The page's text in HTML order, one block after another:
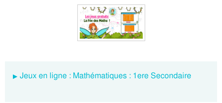
Jeux en ligne : Mathématiques : 1ere Secondaire